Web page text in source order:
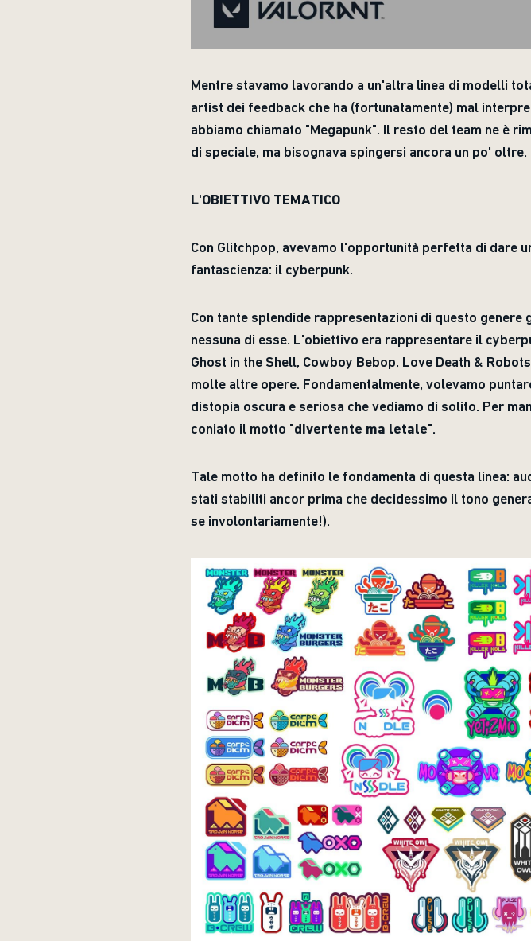
Mentre stavamo lavorando a un'altra linea di modelli
artist dei feedback che ha (fortunatamente) mal
abbiamo chiamato "Megapunk". Il resto del team ne è
di speciale, ma bisognava spingersi ancora un po' oltre.
L'OBIETTIVO TEMATICO
Con Glitchpop, avevamo l'opportunità perfetta di dare
fantascienza: il cyberpunk.
Con tante splendide rappresentazioni di questo
nessuna di esse. L'obiettivo era rappresentare il
Ghost in the Shell, Cowboy Bebop, Love Death &
molte altre opere. Fondamentalmente, volevamo
distopia oscura e seriosa che vediamo di solito. Per
coniato il motto "divertente ma letale".
Tale motto ha definito le fondamenta di questa linea:
stati stabiliti ancor prima che decidessimo il tono
se involontariamente!).